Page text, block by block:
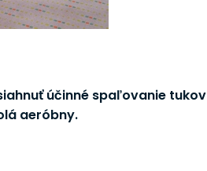
účinné spaľovanie tukov
aeróbny.